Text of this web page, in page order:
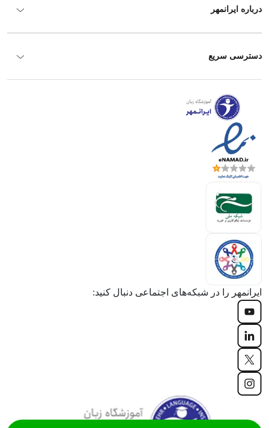
درباره ایرانمهر
دسترسی سریع
ایرانمهر را در شبکه‌های اجتماعی دنبال کنید: